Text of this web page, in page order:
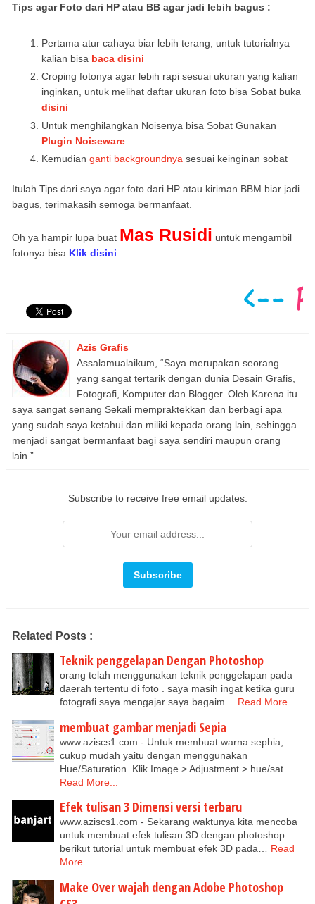
Tips agar Foto dari HP atau BB agar jadi lebih bagus :
Pertama atur cahaya biar lebih terang, untuk tutorialnya
kalian bisa baca disini
Croping fotonya agar lebih rapi sesuai ukuran yang kalian
inginkan, untuk melihat daftar ukuran foto bisa Sobat buka
disini
Untuk menghilangkan Noisenya bisa Sobat Gunakan
Plugin Noiseware
Kemudian ganti backgroundnya sesuai keinginan sobat
Itulah Tips dari saya agar foto dari HP atau kiriman BBM biar jadi
bagus, terimakasih semoga bermanfaat.
Oh ya hampir lupa buat Mas Rusidi untuk mengambil
fotonya bisa Klik disini
Azis Grafis
Assalamualaikum, “Saya merupakan seorang
yang sangat tertarik dengan dunia Desain Grafis,
Fotografi, Komputer dan Blogger. Oleh Karena itu
saya sangat senang Sekali mempraktekkan dan berbagi apa
yang sudah saya ketahui dan miliki kepada orang lain, sehingga
menjadi sangat bermanfaat bagi saya sendiri maupun orang
lain.”
Subscribe to receive free email updates:
Related Posts :
Teknik penggelapan Dengan Photoshop
orang telah menggunakan teknik penggelapan pada
daerah tertentu di foto . saya masih ingat ketika guru
fotografi saya mengajar saya bagaim…
Read More...
membuat gambar menjadi Sepia
www.aziscs1.com - Untuk membuat warna sephia,
cukup mudah yaitu dengan menggunakan
Hue/Saturation..Klik Image > Adjustment > hue/sat…
Read More...
Efek tulisan 3 Dimensi versi terbaru
www.aziscs1.com - Sekarang waktunya kita mencoba
untuk membuat efek tulisan 3D dengan photoshop.
berikut tutorial untuk membuat efek 3D pada…
Read
More...
Make Over wajah dengan Adobe Photoshop